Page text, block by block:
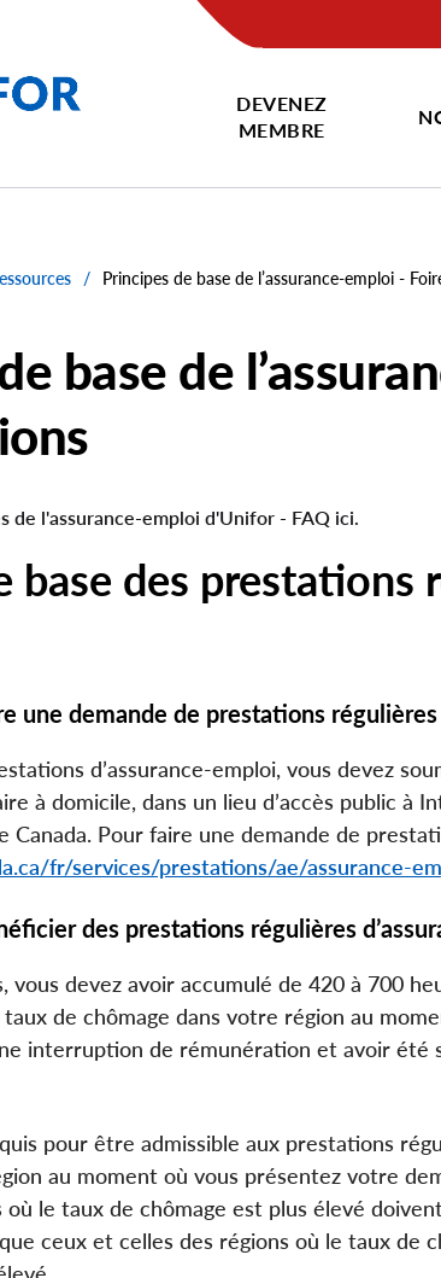
DEVENEZ
MEMBRE
/ Principes de base de l’assurance-emploi -
base de
de l'assurance-emploi d'Unifor - FAQ ici.
base des prestations
une demande de prestations régulières
d’assurance-emploi, vous devez
à domicile, dans un lieu d’accès public à
Pour faire une demande de
fr/services/prestations/ae/assurance-
des prestations régulières
vous devez avoir accumulé de 420 à 700
taux de chômage dans votre région au
interruption de rémunération et avoir été
pour être admissible aux prestations
au moment où vous présentez votre
le taux de chômage est plus élevé
ceux et celles des régions où le taux de